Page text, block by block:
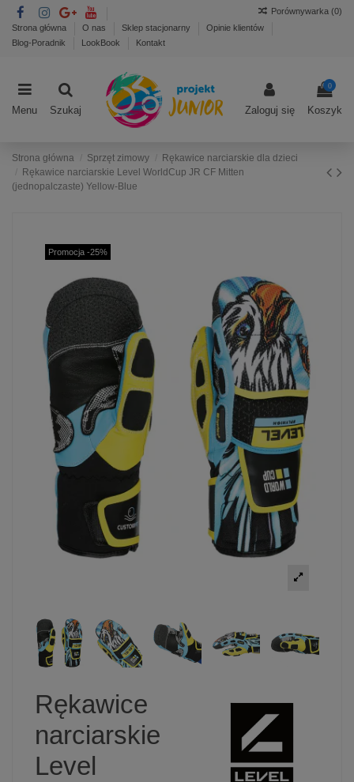
Strona główna O nas Sklep stacjonarny
Opinie klientów
Blog-Poradnik
LookBook Kontakt
Porównywarka (0)
Menu Szukaj Zaloguj się
0
Koszyk
Strona główna Sprzęt zimowy
Rękawice narciarskie dla dzieci
Rękawice narciarskie Level WorldCup JR CF Mitten
(jednopalczaste) Yellow-Blue
Promocja -25%
Rękawice
narciarskie
Level